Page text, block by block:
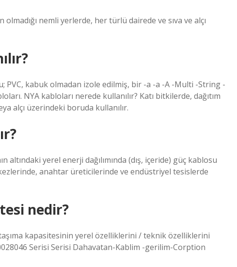
nemli yerlerde, her türlü dairede ve sıva ve alçı
PVC, kabuk olmadan izole edilmiş, bir -a -a -A -Multi -String -
NYA kabloları nerede kullanılır? Katı bitkilerde, dağıtım
alçı üzerindeki boruda kullanılır.
altındaki yerel enerji dağılımında (dış, içeride) güç kablosu
anahtar üreticilerinde ve endüstriyel tesislerde
nedir?
kapasitesinin yerel özelliklerini / teknik özelliklerini
Serisi Serisi Dahavatan-Kablim -gerilim-Corption